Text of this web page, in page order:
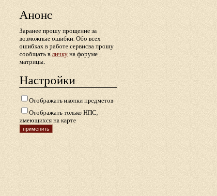
Анонс
Заранее прошу прощение за
возможные ошибки. Обо всех
ошибках в работе сервисва прошу
сообщать в личку на форуме
матрицы.
Настройки
Отображать иконки предметов
Отображать только НПС,
имеющихся на карте